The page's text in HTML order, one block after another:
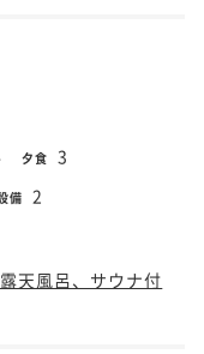
夕食 3
備 2
天風呂、サウナ付